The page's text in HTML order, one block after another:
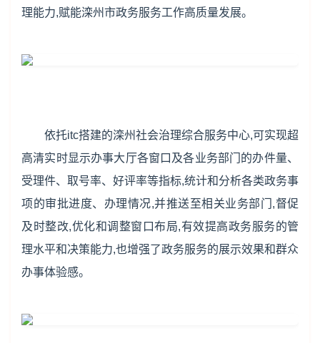
理能力,赋能滦州市政务服务工作高质量发展。
依托itc搭建的滦州社会治理综合服务中心,可实现超
高清实时显示办事大厅各窗口及各业务部门的办件量、
受理件、取号率、好评率等指标,统计和分析各类政务事
项的审批进度、办理情况,并推送至相关业务部门,督促
及时整改,优化和调整窗口布局,有效提高政务服务的管
理水平和决策能力,也增强了政务服务的展示效果和群众
办事体验感。